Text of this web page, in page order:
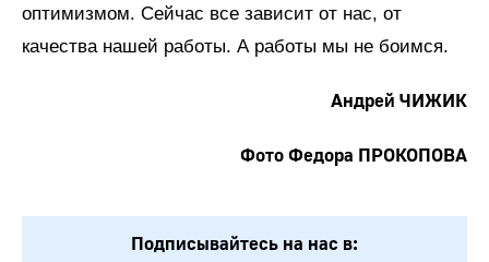
оптимизмом. Сейчас все зависит от нас, от
качества нашей работы. А работы мы не боимся.
Андрей ЧИЖИК
Фото Федора ПРОКОПОВА
Подписывайтесь на нас в: